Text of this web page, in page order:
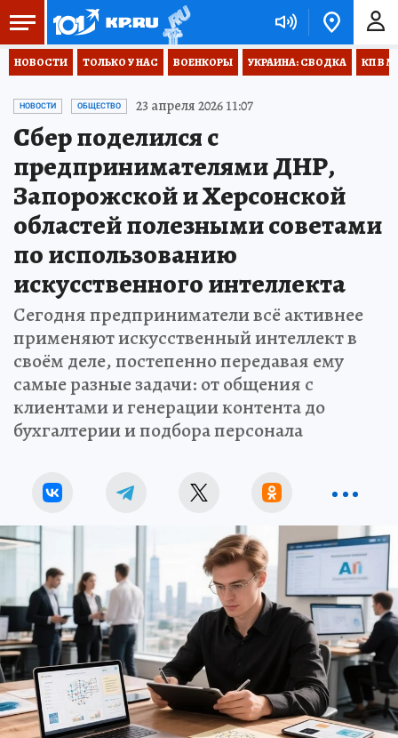
НОВОСТИ ТОЛЬКО У НАС ВОЕНКОРЫ УКРАИНА: СВОДКА КП В
НОВОСТИ ОБЩЕСТВО 23 апреля 2026 11:07
Сбер поделился с
предпринимателями ДНР,
Запорожской и Херсонской
областей полезными советами
по использованию
искусственного интеллекта
Сегодня предприниматели всё активнее
применяют искусственный интеллект в
своём деле, постепенно передавая ему
самые разные задачи: от общения с
клиентами и генерации контента до
бухгалтерии и подбора персонала